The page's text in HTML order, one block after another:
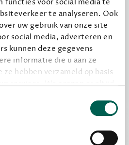
functies voor social media te
te analyseren. Ook
uw gebruik van onze site
social media, adverteren en
kunnen deze gegevens
informatie die u aan ze
hebben verzameld op basis
er niet onnodig data van je
persoonsgegevens delen
lezer met 6 boeken
de sluier, zodat je kunt